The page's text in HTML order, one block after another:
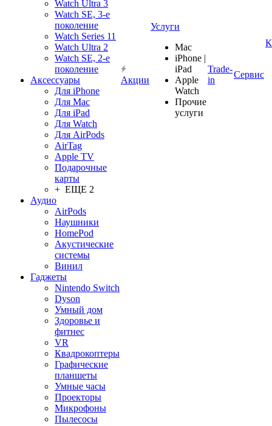
Watch Ultra 3
Watch SE, 3-е
поколение
Watch Series 11
Watch Ultra 2
Watch SE, 2-е
поколение
Аксессуары
Для iPhone
Для Mac
Для iPad
Для Watch
Для AirPods
AirTag
Apple TV
Подарочные
карты
+ ЕЩЕ 2
Аудио
AirPods
Наушники
HomePod
Акустические
системы
Винил
Гаджеты
Nintendo Switch
Dyson
Умный дом
Здоровье и
фитнес
VR
Квадрокоптеры
Графические
планшеты
Умные часы
Проекторы
Микрофоны
Пылесосы
Акции
Услуги
Mac
iPhone |
iPad
Apple
Watch
Прочие
услуги
Trade-
in
Сервис